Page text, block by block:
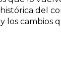
del
cambios